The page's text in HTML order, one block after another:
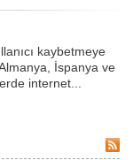
kaybetmeye
İspanya ve
internet...